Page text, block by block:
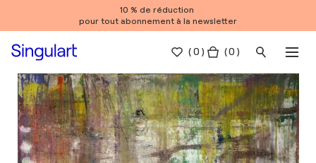
10 % de réduction
pour tout abonnement à la newsletter
(0 ) ( 0 )